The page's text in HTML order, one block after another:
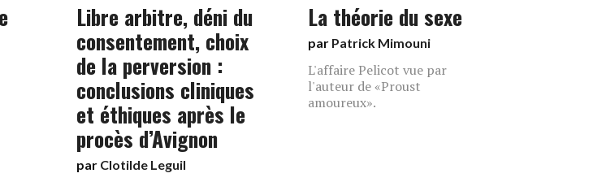
Libre arbitre, déni du
consentement, choix
de la perversion :
conclusions cliniques
et éthiques après le
procès d’Avignon
par Clotilde Leguil
La théorie du sexe
par Patrick Mimouni
L'affaire Pelicot vue par
l'auteur de «Proust
amoureux».